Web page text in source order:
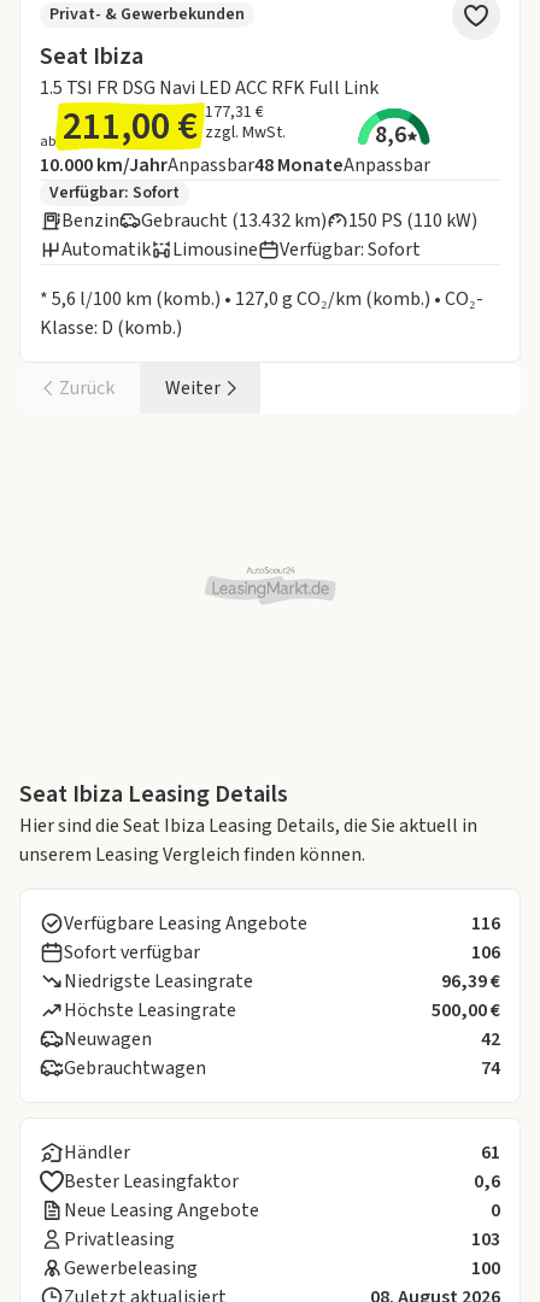
Seat Ibiza
1.5 TSI FR DSG Navi LED ACC RFK Full Link
Privat- & Gewerbekunden
ab 211,00 € 177,31 €
zzgl. MwSt.
8,6
Angebotsdetails:
Inklusive Laufleistung
10.000 km/JahrAnpassbarLaufzeit
48MonateAnpassbar
Zusätzliche Fahrzeuginformationen:
Verfügbar: Sofort
Benzin Gebraucht (13.432 km)
150 PS (110 kW)
Automatik
Limousine
Verfügbar: Sofort
* 5,6 l/100 km (komb.) • 127,0 g CO₂/km (komb.) • CO₂-
Klasse: D (komb.)
Zurück Weiter
Seat Ibiza Leasing Details
Hier sind die Seat Ibiza Leasing Details, die Sie aktuell in
unserem Leasing Vergleich finden können.
Verfügbare Leasing Angebote
116
Sofort verfügbar
106
Niedrigste Leasingrate
96,39 €
Höchste Leasingrate
500,00 €
Neuwagen
42
Gebrauchtwagen
74
Händler
61
Bester Leasingfaktor
0,6
Neue Leasing Angebote
0
Privatleasing
103
Gewerbeleasing
100
Zuletzt aktualisiert
08. August 2026